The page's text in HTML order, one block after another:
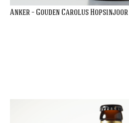
Anker – Gouden Carolus